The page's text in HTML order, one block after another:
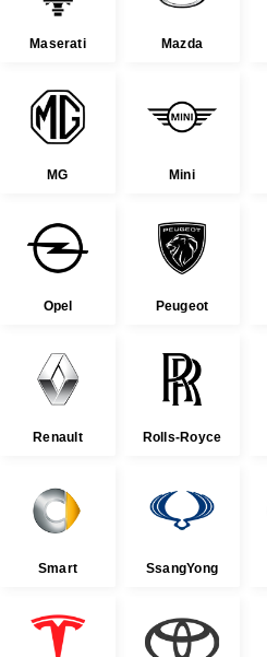
Maserati Mazda
MG Mini
Opel Peugeot
Renault Rolls-Royce
Smart SsangYong